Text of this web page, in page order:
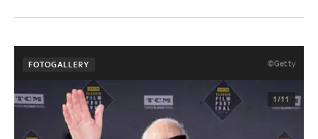
FOTOGALLERY ©Getty
1/11